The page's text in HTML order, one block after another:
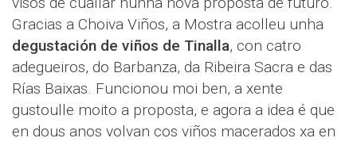
Gracias a Choiva Viños, a Mostra acolleu unha
degustación de viños de Tinalla, con catro
adegueiros, do Barbanza, da Ribeira Sacra e das
Rías Baixas. Funcionou moi ben, a xente
gustoulle moito a proposta, e agora a idea é que
en dous anos volvan cos viños macerados xa en